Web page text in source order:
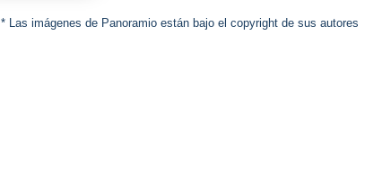
* Las imágenes de Panoramio están bajo el copyright de sus autores